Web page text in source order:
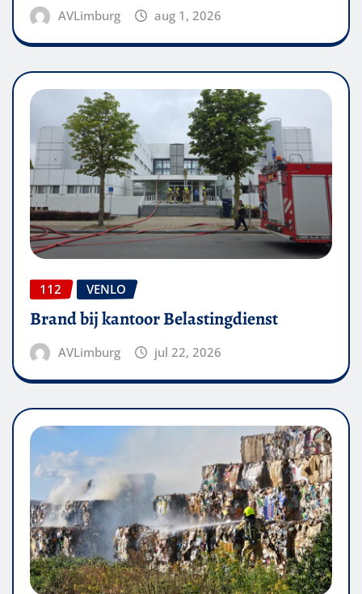
AVLimburg aug 1, 2026
112 VENLO
Brand bij kantoor Belastingdienst
AVLimburg jul 22, 2026